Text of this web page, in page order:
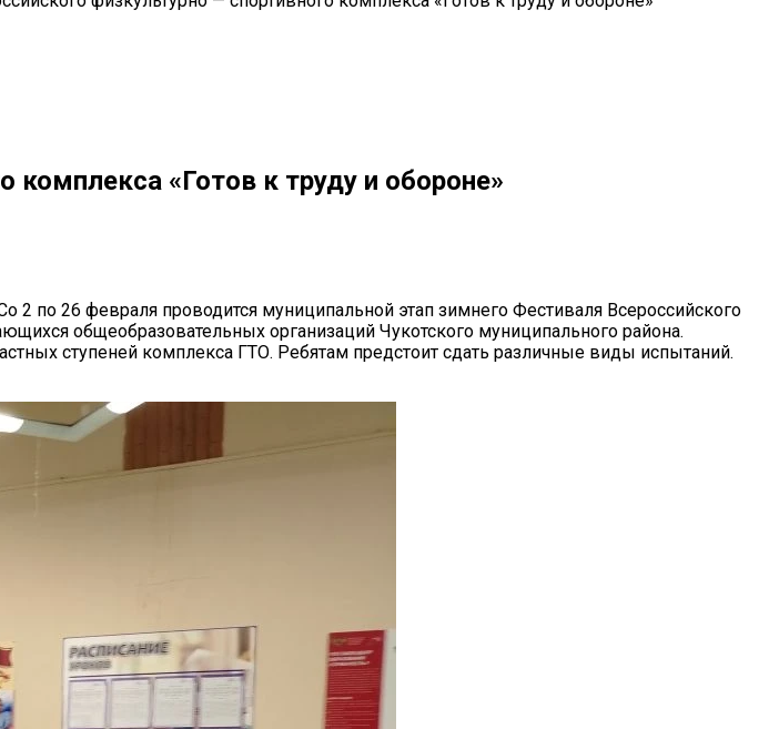
комплекса «Готов к труду и обороне»
по 26 февраля проводится муниципальной этап зимнего Фестиваля Всероссийского
общеобразовательных организаций Чукотского муниципального района.
ступеней комплекса ГТО. Ребятам предстоит сдать различные виды испытаний.